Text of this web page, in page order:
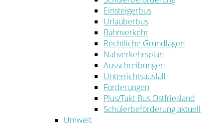
Einsteigerbus
Urlauberbus
Bahnverkehr
Rechtliche Grundlagen
Nahverkehrsplan
Ausschreibungen
Unterrichtsausfall
Förderungen
Plus/Takt-Bus Ostfriesland
Schülerbeförderung aktuell
Umwelt